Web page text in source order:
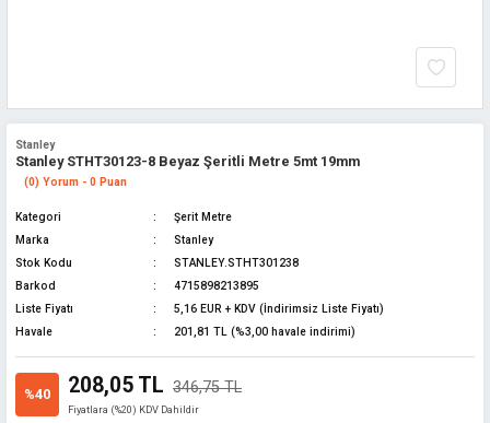
Stanley
Stanley STHT30123-8 Beyaz Şeritli Metre 5mt 19mm
(0) Yorum - 0 Puan
Kategori
Şerit Metre
Marka
Stanley
Stok Kodu
STANLEY.STHT301238
Barkod
4715898213895
Liste Fiyatı
5,16 EUR + KDV (İndirimsiz Liste Fiyatı)
Havale
201,81 TL (%3,00 havale indirimi)
%40 208,05 TL 346,75 TL
Fiyatlara (%20) KDV Dahildir